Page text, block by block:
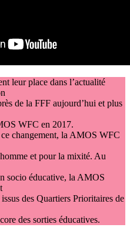
leur place dans l’actualité
de la FFF aujourd’hui et plus
WFC en 2017.
changement, la AMOS WFC
et pour la mixité. Au
socio éducative, la AMOS
des Quartiers Prioritaires de
des sorties éducatives.